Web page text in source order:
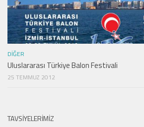
DIĞER
Uluslararası Türkiye Balon Festivali
25 TEMMUZ 2012
TAVSIYELERIMIZ